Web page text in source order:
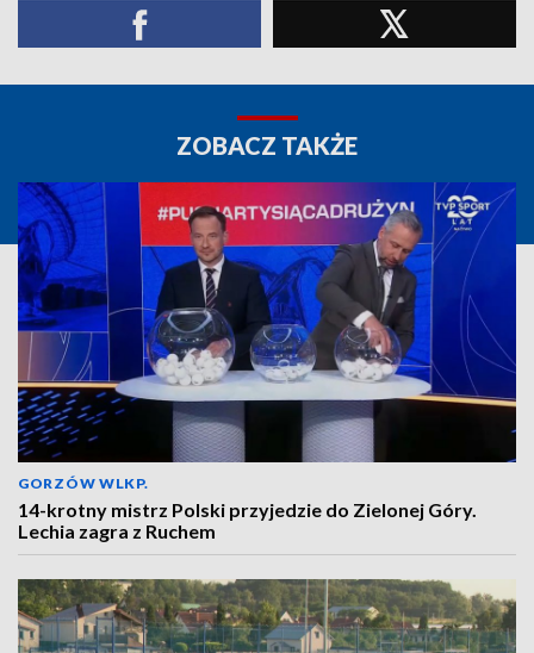
ZOBACZ TAKŻE
GORZÓW WLKP.
14-krotny mistrz Polski przyjedzie do Zielonej Góry.
Lechia zagra z Ruchem